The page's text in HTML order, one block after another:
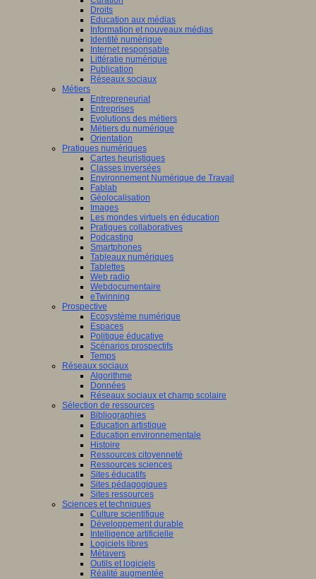
Droits
Education aux médias
Information et nouveaux médias
Identité numérique
Internet responsable
Littératie numérique
Publication
Réseaux sociaux
Métiers
Entrepreneuriat
Entreprises
Evolutions des métiers
Métiers du numérique
Orientation
Pratiques numériques
Cartes heuristiques
Classes inversées
Environnement Numérique de Travail
Fablab
Géolocalisation
Images
Les mondes virtuels en éducation
Pratiques collaboratives
Podcasting
Smartphones
Tableaux numériques
Tablettes
Web radio
Webdocumentaire
eTwinning
Prospective
Ecosystème numérique
Espaces
Politique éducative
Scénarios prospectifs
Temps
Réseaux sociaux
Algorithme
Données
Réseaux sociaux et champ scolaire
Sélection de ressources
Bibliographies
Education artistique
Education environnementale
Histoire
Ressources citoyenneté
Ressources sciences
Sites éducatifs
Sites pédagogiques
Sites ressources
Sciences et techniques
Culture scientifique
Développement durable
Intelligence artificielle
Logiciels libres
Métavers
Outils et logiciels
Réalité augmentée